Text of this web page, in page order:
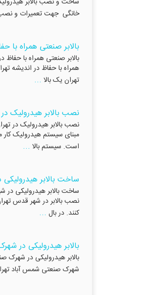
خانگی جهت تعمیرات و نصب بالابر با ما تماس بگیرید.
بالابر صنعتی همراه با
تهران یک بالا ...
نصب بالابر هیدرولیک در
مبنای سیستم هیدرولیک
است. سیستم بالا ...
ساخت بالابر
نصب بالابر در شهر قدس
کنند. در بال ...
بالابر هیدرولیکی در
شهرک صنعتی شمس آباد